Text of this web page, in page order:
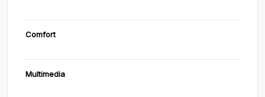
Comfort
Multimedia